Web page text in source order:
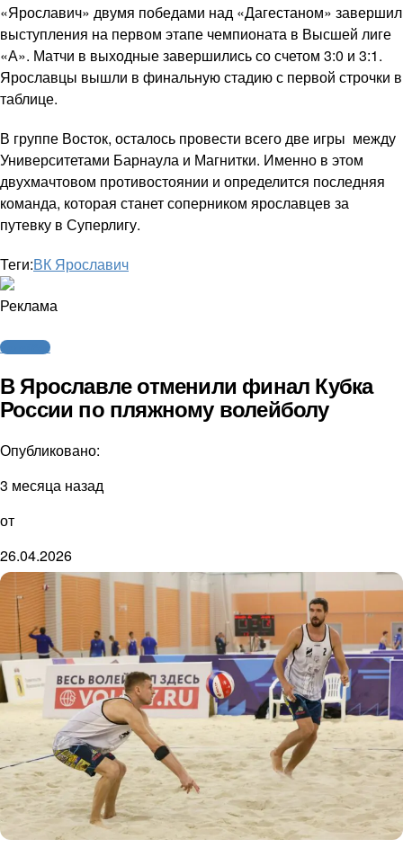
«Ярославич» двумя победами над «Дагестаном» завершил
выступления на первом этапе чемпионата в Высшей лиге
«А». Матчи в выходные завершились со счетом 3:0 и 3:1.
Ярославцы вышли в финальную стадию с первой строчки в
таблице.
В группе Восток, осталось провести всего две игры между
Университетами Барнаула и Магнитки. Именно в этом
двухмачтовом противостоянии и определится последняя
команда, которая станет соперником ярославцев за
путевку в Суперлигу.
Теги:ВК Ярославич
Реклама
Волейбол
В Ярославле отменили финал Кубка
России по пляжному волейболу
Опубликовано:
3 месяца назад
от
26.04.2026